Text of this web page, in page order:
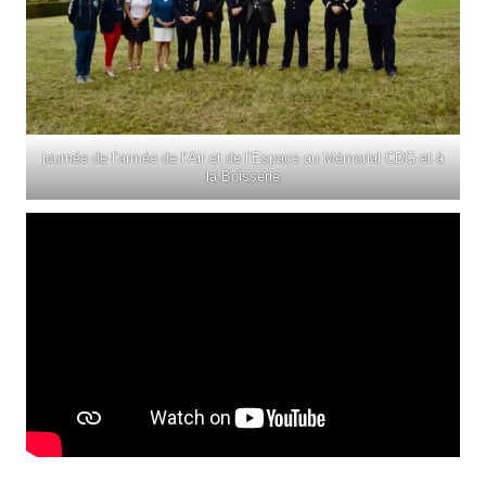
journée de l’armée de l’Air et de l’Espace au Mémorial CDG et à
la Boisserie